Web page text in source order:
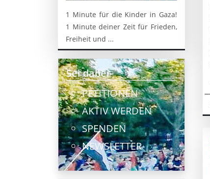
1 Minute für die Kinder in Gaza!
1 Minute deiner Zeit für Frieden,
Freiheit und ...
Sei dabei
PETITIONEN
AKTIV WERDEN
SPENDEN
NEWSLETTER